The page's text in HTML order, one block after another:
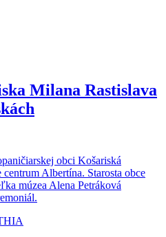
Milana Rastislava
obci Košariská
Albertína. Starosta obce
múzea Alena Petráková